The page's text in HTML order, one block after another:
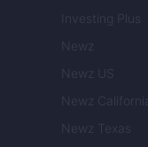
Investing Plus
Newz
Newz US
Newz California
Newz Texas